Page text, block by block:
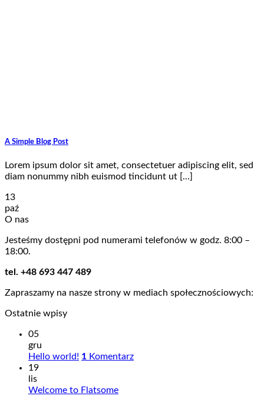
A Simple Blog Post
Lorem ipsum dolor sit amet, consectetuer adipiscing elit, sed
diam nonummy nibh euismod tincidunt ut [...]
13
paź
O nas
Jesteśmy dostępni pod numerami telefonów w godz. 8:00 –
18:00.
tel. +48 693 447 489
Zapraszamy na nasze strony w mediach społecznościowych:
Ostatnie wpisy
05
gru
Hello world! 1 Komentarz
19
lis
Welcome to Flatsome